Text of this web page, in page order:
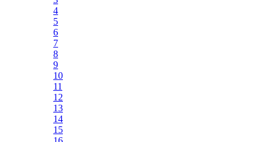
4
5
6
7
8
9
10
11
12
13
14
15